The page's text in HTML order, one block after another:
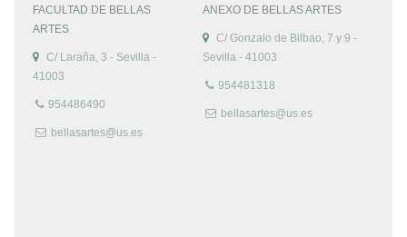
FACULTAD DE BELLAS
ARTES
C/ Laraña, 3 - Sevilla -
41003
954486490
bellasartes@us.es
ANEXO DE BELLAS ARTES
C/ Gonzalo de Bilbao, 7 y 9 -
Sevilla - 41003
954481318
bellasartes@us.es